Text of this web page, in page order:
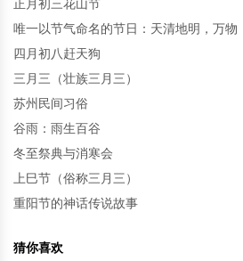
正月初三花山节
唯一以节气命名的节日：天清地明，万物
四月初八赶天狗
三月三（壮族三月三）
苏州民间习俗
谷雨：雨生百谷
冬至祭典与消寒会
上巳节（俗称三月三）
重阳节的神话传说故事
猜你喜欢